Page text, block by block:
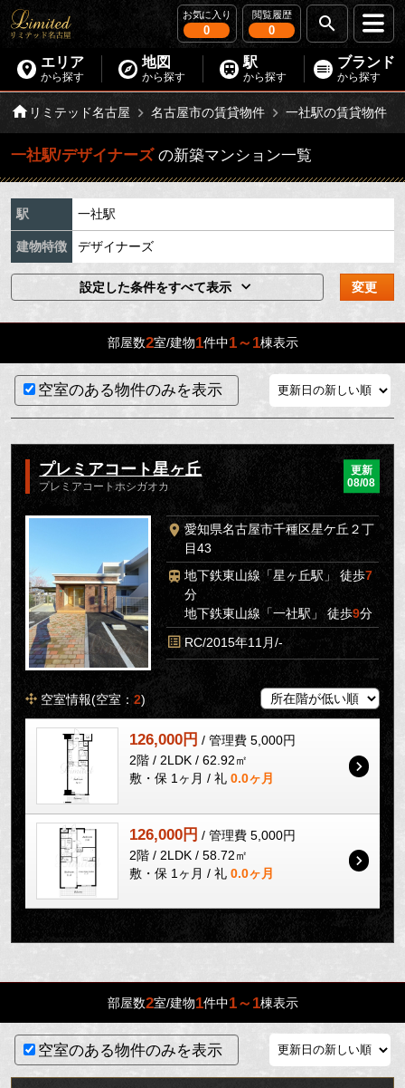
お気に入り
0
閲覧履歴
0
エリア
から探す
地図
から探す
駅
から探す
ブランド
から探す
リミテッド名古屋 名古屋市の賃貸物件 一社駅の賃貸物件
一社駅/デザイナーズ の新築マンション一覧
駅 一社駅
建物特徴 デザイナーズ
設定した条件をすべて表示 変更
部屋数2室/建物1件中1～1棟表示
空室のある物件のみを表示
プレミアコート星ヶ丘
プレミアコートホシガオカ
更新
08/08
愛知県名古屋市千種区星ケ丘２丁
目43
地下鉄東山線「星ヶ丘駅」 徒歩7
分
地下鉄東山線「一社駅」 徒歩9分
RC/2015年11月/-
空室情報(空室：2)
126,000円 / 管理費 5,000円
2階 / 2LDK / 62.92㎡
敷・保 1ヶ月 / 礼 0.0ヶ月
126,000円 / 管理費 5,000円
2階 / 2LDK / 58.72㎡
敷・保 1ヶ月 / 礼 0.0ヶ月
部屋数2室/建物1件中1～1棟表示
空室のある物件のみを表示